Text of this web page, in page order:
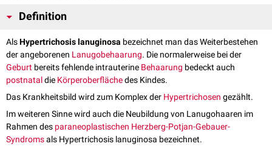
Definition
AlsHypertrichosis lanuginosa bezeichnet man das Weiterbestehen
der angeborenen Lanugobehaarung. Die normalerweise bei der
Geburt bereits fehlende intrauterine Behaarung bedeckt auch
postnataldie Körperoberflächedes Kindes.
Das Krankheitsbild wird zum Komplex der Hypertrichosen gezählt.
Im weiteren Sinne wird auch die Neubildung von Lanugohaaren im
Rahmen des paraneoplastischen Herzberg-Potjan-Gebauer-
Syndromsals Hypertrichosis lanuginosa bezeichnet.